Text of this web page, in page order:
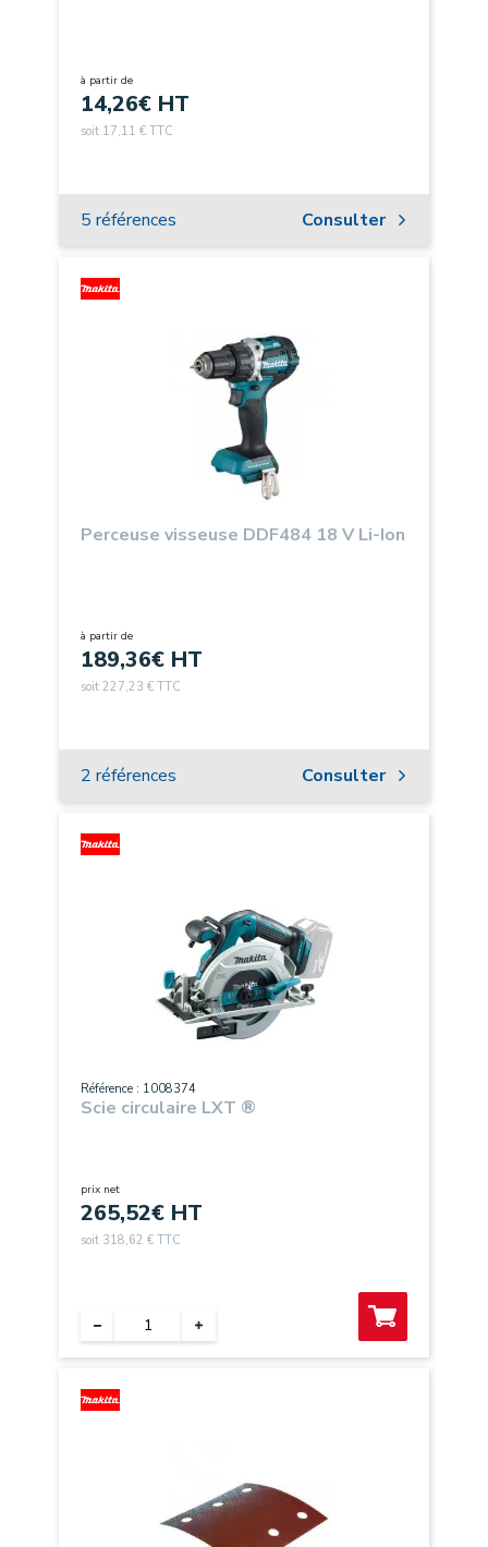
à partir de
14,26€ HT
soit 17,11 € TTC
5 références Consulter
Perceuse visseuse DDF484 18 V Li-Ion
à partir de
189,36€ HT
soit 227,23 € TTC
2 références Consulter
Référence : 1008374
Scie circulaire LXT ®
prix net
265,52€ HT
soit 318,62 € TTC